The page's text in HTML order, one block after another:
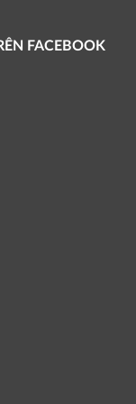
FACEBOOK